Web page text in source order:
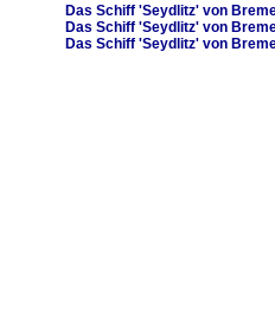
Das Schiff 'Seydlitz' von
Das Schiff 'Seydlitz' von
Das Schiff 'Seydlitz' von